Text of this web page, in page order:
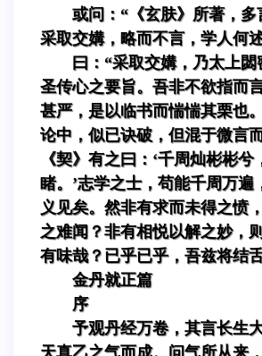
或问：“《玄肤》所著，
采取交媾，略而不言，学人何
曰：“采取交媾，乃太上
圣传心之要旨。吾非不欲指而
甚严，是以临书而惴惴其栗也
论中，似已诀破，但混于微言而
《契》有之曰：‘千周灿彬彬兮
睹。’志学之士，苟能千周万遍
义见矣。然非有求而未得之愤
之难闻？非有相悦以解之妙，
有味哉？已乎已乎，吾兹将结
金丹就正篇
序
予观丹经万卷，其言长生
天真乙之气而成。问气所从来